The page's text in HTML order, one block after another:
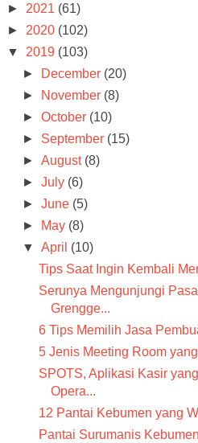
► 2021 (61)
► 2020 (102)
▼ 2019 (103)
►
December (20)
►
November (8)
►October (10)
► September (15)
►August (8)
►July (6)
►June (5)
►
May (8)
▼April (10)
Tips Saat Ingin Kembali
Serunya Mengunjungi
Grengge...
6 Tips Memilih Jasa
5 Jenis Meeting Room
SPOTS, Aplikasi Kasir
Opera...
12 Pantai Kebumen yang
Pantai Surumanis